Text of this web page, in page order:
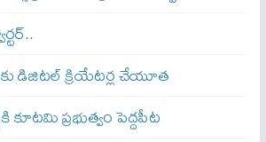
డిజిటల్ క్రియేటర్ల చేయూత
కూటమి ప్రభుత్వం పెద్దపీట